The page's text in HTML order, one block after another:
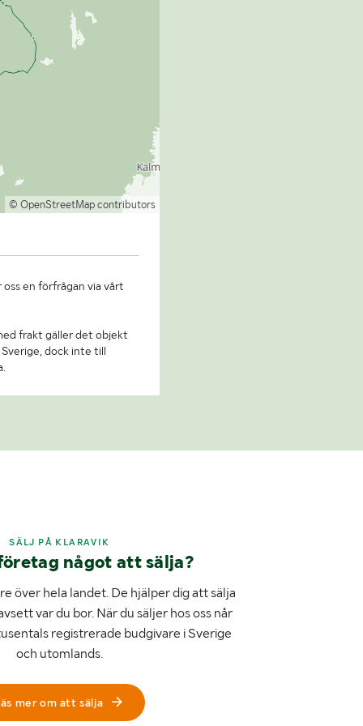
© OpenStreetMap contributors
en förfrågan via vårt
frakt gäller det objekt
dock inte till
SÄLJ PÅ KLARAVIK
något att sälja?
över hela landet. De hjälper dig att sälja
var du bor. När du säljer hos oss når
registrerade budgivare i Sverige
och utomlands.
mer om att sälja